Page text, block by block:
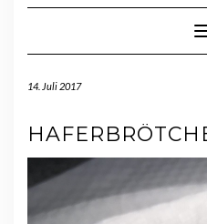
14. Juli 2017